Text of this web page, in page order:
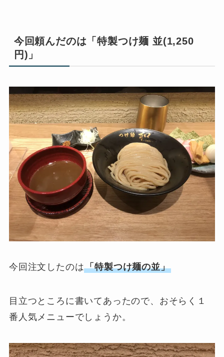
今回頼んだのは「特製つけ麺 並(1,250
円)」
今回注文したのは「特製つけ麺の並」
目立つところに書いてあったので、おそらく１
番人気メニューでしょうか。